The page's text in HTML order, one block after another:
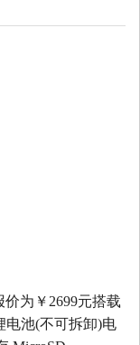
价为￥2699元搭载
电池(不可拆卸)电